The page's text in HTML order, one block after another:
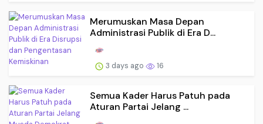
Merumuskan Masa Depan
Administrasi Publik di Era D...
3 days ago 16
Semua Kader Harus Patuh pada
Aturan Partai Jelang ...